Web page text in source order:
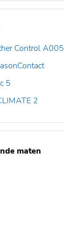
Control A005
5
2
maten